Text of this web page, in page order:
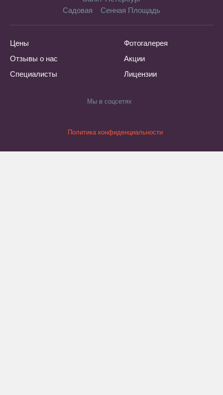
Садовая
Сенная Площадь
Цены
Отзывы о нас
Специалисты
Фотогалерея
Акции
Лицензии
Мы в соцсетях
Политика конфиденциальности